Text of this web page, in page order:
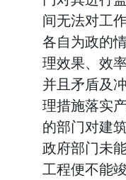
间无法对工
各自为政的
理效果、效
并且矛盾及
理措施落实
的部门对建
政府部门未
工程便不能